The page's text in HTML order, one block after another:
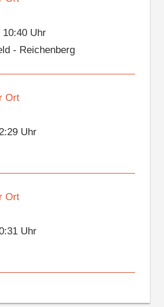
10:40 Uhr
- Reichenberg
Ort
Uhr
Ort
Uhr